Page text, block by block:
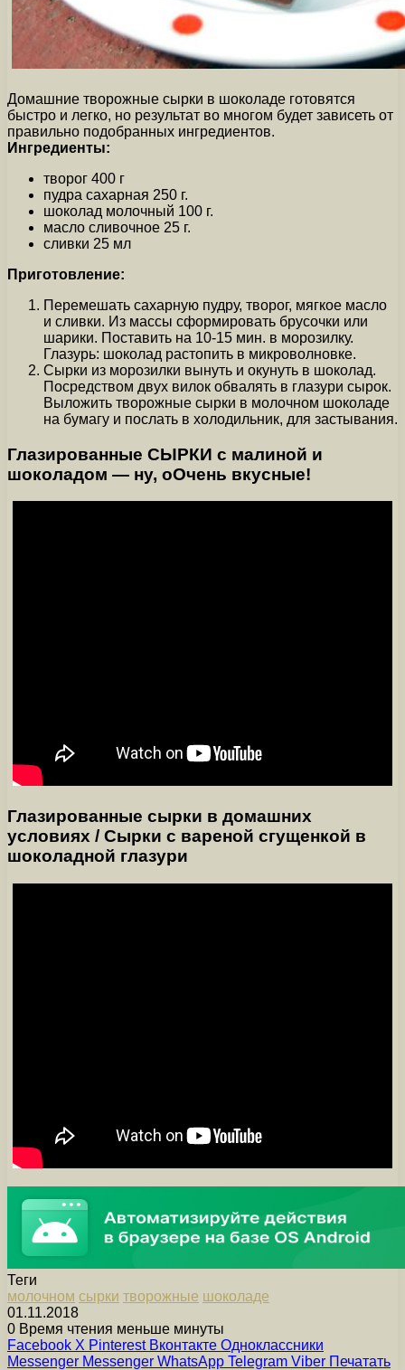
Домашние творожные сырки в шоколаде готовятся
быстро и легко, но результат во многом будет зависеть от
правильно подобранных ингредиентов.
Ингредиенты:
творог 400 г
пудра сахарная 250 г.
шоколад молочный 100 г.
масло сливочное 25 г.
сливки 25 мл
Приготовление:
Перемешать сахарную пудру, творог, мягкое масло
и сливки. Из массы сформировать брусочки или
шарики. Поставить на 10-15 мин. в морозилку.
Глазурь: шоколад растопить в микроволновке.
Сырки из морозилки вынуть и окунуть в шоколад.
Посредством двух вилок обвалять в глазури сырок.
Выложить творожные сырки в молочном шоколаде
на бумагу и послать в холодильник, для застывания.
Глазированные СЫРКИ с малиной и
шоколадом — ну, оОчень вкусные!
Глазированные сырки в домашних
условиях / Сырки с вареной сгущенкой в
шоколадной глазури
Теги
молочном сырки творожные шоколаде
01.11.2018
0 Время чтения меньше минуты
Facebook X Pinterest Вконтакте Одноклассники
Messenger Messenger WhatsApp Telegram Viber Печатать